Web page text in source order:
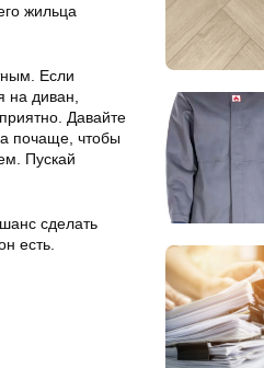
жильца
Если
на диван,
Давайте
почаще, чтобы
Пускай
сделать
есть.